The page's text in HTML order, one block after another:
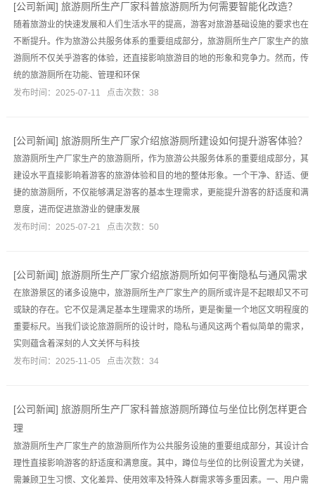
[公司新闻] 旅游厕所生产厂家科普旅游厕所为何需要智能化改造？
随着旅游业的快速发展和人们生活水平的提高，游客对旅游基础设施的要求也在
不断提升。作为旅游公共服务体系的重要组成部分，旅游厕所生产厂家生产的旅
游厕所不仅关乎游客的体验，还直接影响旅游目的地的形象和竞争力。然而，传
统的旅游厕所在功能、管理和环保
发布时间：2025-07-11 点击次数：38
[公司新闻] 旅游厕所生产厂家介绍旅游厕所建设如何提升游客体验？
旅游厕所生产厂家生产的旅游厕所，作为旅游公共服务体系的重要组成部分，其
建设水平直接影响着游客的旅游体验和目的地的整体形象。一个干净、舒适、便
捷的旅游厕所，不仅能够满足游客的基本生理需求，更能提升游客的舒适度和满
意度，进而促进旅游业的健康发展
发布时间：2025-07-21 点击次数：50
[公司新闻] 旅游厕所生产厂家介绍旅游厕所如何平衡隐私与通风需求
在旅游景区的诸多设施中，旅游厕所生产厂家生产的厕所或许是不起眼却又不可
或缺的存在。它不仅是满足基本生理需求的场所，更是衡量一个地区文明程度的
重要标尺。当我们谈论旅游厕所的设计时，隐私与通风这两个看似简单的需求，
实则蕴含着深刻的人文关怀与科技
发布时间：2025-11-05 点击次数：34
[公司新闻] 旅游厕所生产厂家科普旅游厕所蹲位与坐位比例怎样更合
理
旅游厕所生产厂家生产的旅游厕所作为公共服务设施的重要组成部分，其设计合
理性直接影响游客的舒适度和满意度。其中，蹲位与坐位的比例设置尤为关键，
需兼顾卫生习惯、文化差异、使用效率及特殊人群需求等多重因素。一、用户需